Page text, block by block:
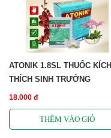
ATONIK 1.8SL THUỐC KÍCH
THÍCH SINH TRƯỞNG
18.000 đ